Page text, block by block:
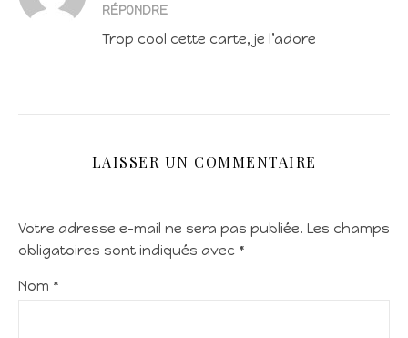
RÉPONDRE
Trop cool cette carte, je l’adore
LAISSER UN COMMENTAIRE
Votre adresse e-mail ne sera pas publiée. Les champs
obligatoires sont indiqués avec *
Nom *